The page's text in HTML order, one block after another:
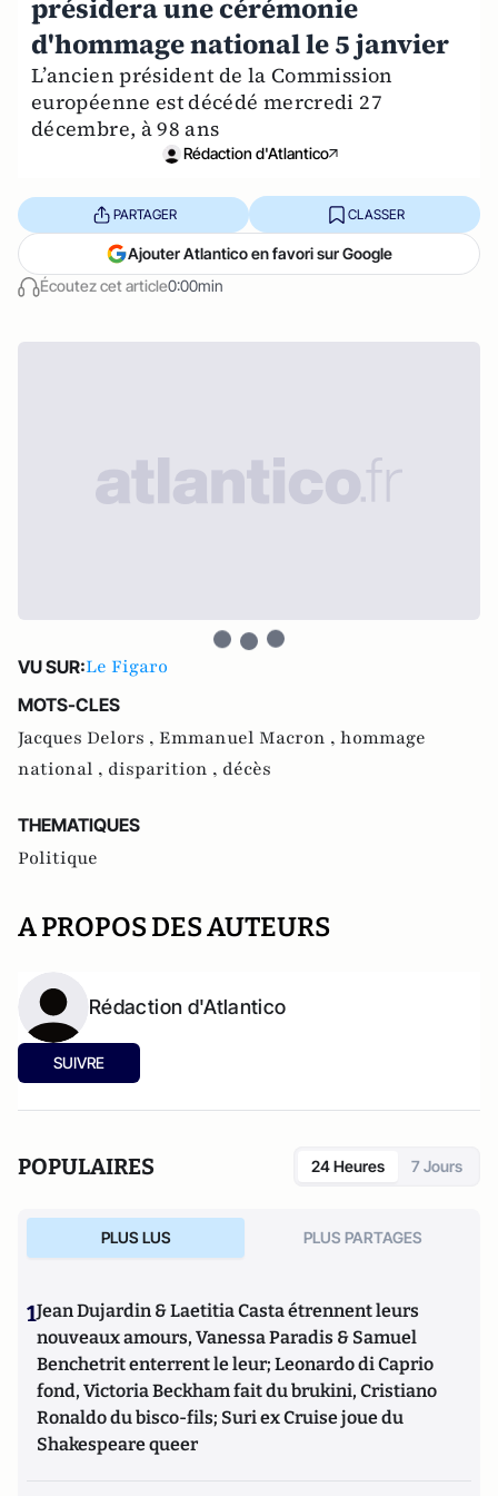
présidera une cérémonie
d'hommage national le 5 janvier
L’ancien président de la Commission
européenne est décédé mercredi 27
décembre, à 98 ans
Rédaction d'Atlantico
Écoutez cet article0:00min
PARTAGER CLASSER
Ajouter Atlantico en favori sur Google
VU SUR:Le Figaro
MOTS-CLES
Jacques Delors , Emmanuel Macron , hommage
national , disparition , décès
THEMATIQUES
Politique
A PROPOS DES AUTEURS
Rédaction d'Atlantico
SUIVRE
POPULAIRES 24 Heures 7 Jours
PLUS LUS PLUS PARTAGES
1Jean Dujardin & Laetitia Casta étrennent leurs
nouveaux amours, Vanessa Paradis & Samuel
Benchetrit enterrent le leur; Leonardo di Caprio
fond, Victoria Beckham fait du brukini, Cristiano
Ronaldo du bisco-fils; Suri ex Cruise joue du
Shakespeare queer